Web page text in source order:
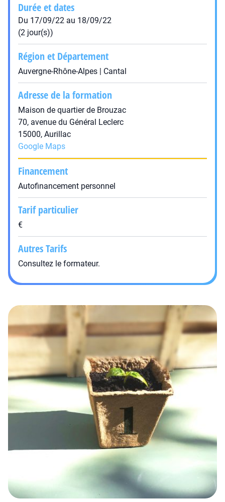
Durée et dates
Du 17/09/22 au 18/09/22
(2 jour(s))
Région et Département
Auvergne-Rhône-Alpes | Cantal
Adresse de la formation
Maison de quartier de Brouzac
70, avenue du Général Leclerc
15000, Aurillac
Google Maps
Financement
Autofinancement personnel
Tarif particulier
€
Autres Tarifs
Consultez le formateur.